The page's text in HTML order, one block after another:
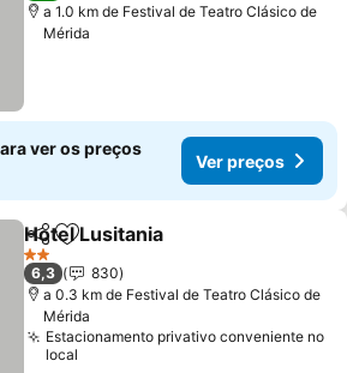
a 1.0 km de Festival de Teatro Clásico de
Mérida
ver os preços
Ver preços
PartilharAdicionar aos favoritos
Hotel Lusitania
2 Estrelas
6,3
830
a 0.3 km de Festival de Teatro Clásico de
Mérida
Estacionamento privativo conveniente no
local